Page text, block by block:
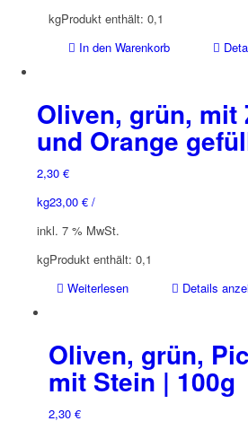
Produkt enthält: 0,1
kg
In den Warenkorb
Oliven, grün, mit
und Orange
2,30 €
23,00 €/
kg
inkl. 7 % MwSt.
Produkt enthält: 0,1
kg
Weiterlesen
Details
Oliven, grün,
mit Stein | 100g
2,30 €